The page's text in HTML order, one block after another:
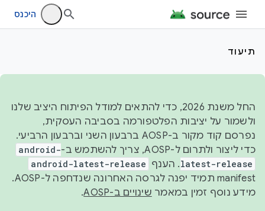
היכנס
תיעוד
החל משנת 2026, כדי להתאים למודל הפיתוח היציב שלנו
ולשמור על יציבות הפלטפורמה בסביבה העסקית,
נפרסם קוד מקור ב-AOSP ברבעון השני וברבעון הרביעי.
כדי ליצור ולתרום ל-AOSP, צריך להשתמש ב-
android-
latest-release. הענף android-latest-release
manifest תמיד יפנה לגרסה האחרונה שנדחפה ל-AOSP.
מידע נוסף זמין במאמר שינויים ב-AOSP .